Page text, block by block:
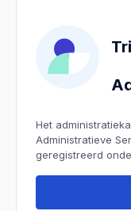
Het
Administratieve
geregistreerd